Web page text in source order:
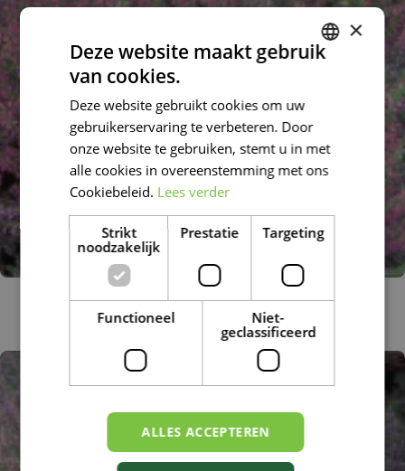
Calluna vulgaris 'Marlies'
×
Deze website maakt gebruik
van cookies.
Deze website gebruikt cookies om uw
gebruikerservaring te verbeteren. Door
onze website te gebruiken, stemt u in met
alle cookies in overeenstemming met ons
Cookiebeleid. Lees verder
Strikt
noodzakelijk
Prestatie Targeting
Functioneel
Niet-
geclassificeerd
ALLES ACCEPTEREN